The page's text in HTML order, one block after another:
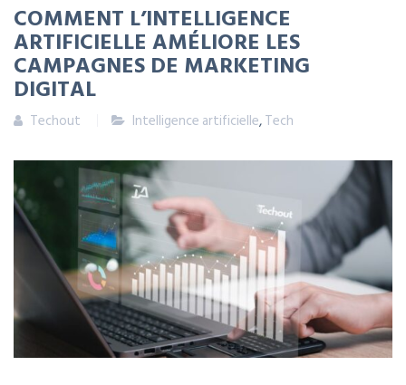
COMMENT L’INTELLIGENCE
ARTIFICIELLE AMÉLIORE LES
CAMPAGNES DE MARKETING
DIGITAL
Techout Intelligence artificielle,Tech